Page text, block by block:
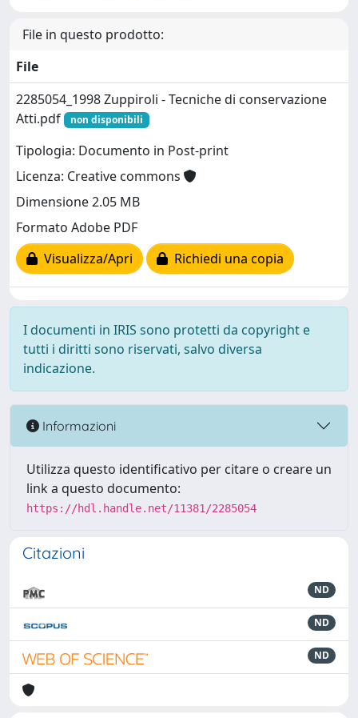
File in questo prodotto:
File
2285054_1998 Zuppiroli - Tecniche di conservazione
Atti.pdf
non disponibili
Tipologia: Documento in Post-print
Licenza: Creative commons
Dimensione 2.05 MB
Formato Adobe PDF
Visualizza/Apri
Richiedi una copia
I documenti in IRIS sono protetti da copyright e
tutti i diritti sono riservati, salvo diversa
indicazione.
Informazioni
Utilizza questo identificativo per citare o creare un
link a questo documento:
https://hdl.handle.net/11381/2285054
Citazioni
ND
ND
ND